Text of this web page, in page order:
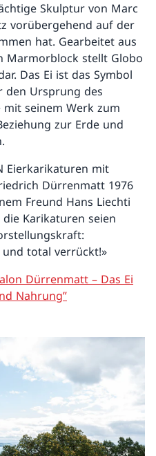
Skulptur von Marc
vorübergehend auf der
hat. Gearbeitet aus
Marmorblock stellt Globo
Das Ei ist das Symbol
den Ursprung des
mit seinem Werk zum
zur Erde und
Eierkarikaturen mit
Dürrenmatt 1976
Freund Hans Liechti
Karikaturen seien
total verrückt!»
Dürrenmatt – Das Ei
Nahrung”